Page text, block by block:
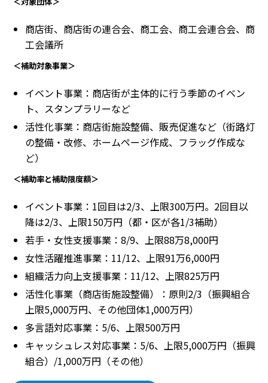
商店街、商店街の連合会、商工会、商工会連合会、商
工会議所
＜補助対象事業＞
イベント事業：商店街が主体的に行う季節のイベン
ト、スタンプラリーなど
活性化事業：商店街施設整備、販売促進など（街路灯
の整備・改修、ホームページ作成、フラッグ作成な
ど）
＜補助率と補助限度額＞
イベント事業：1回目は2/3、上限300万円。2回目以
降は2/3、上限150万円（都・区が各1/3補助）
若手・女性支援事業：8/9、上限88万8,000円
女性活躍推進事業：11/12、上限91万6,000円
組織活力向上支援事業：11/12、上限825万円
活性化事業（商店街施設整備）：原則2/3（振興組合
上限5,000万円、その他団体1,000万円）
多言語対応事業：5/6、上限500万円
キャッシュレス対応事業：5/6、上限5,000万円（振興
組合）/1,000万円（その他）